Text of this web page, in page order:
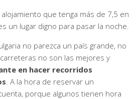
alojamiento que tenga más de 7,5 en
un lugar digno para pasar la noche.
no parezca un país grande, no
no son las mejores y
en hacer recorridos
. A la hora de reservar un
porque algunos tienen hora